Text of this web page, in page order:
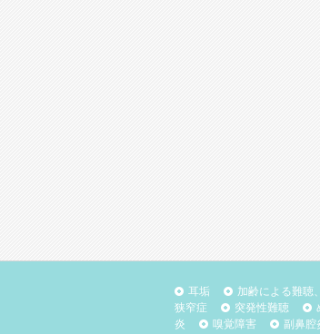
耳垢 加齢による難聴
狭窄症
突発性難聴
炎
嗅覚障害 副鼻腔